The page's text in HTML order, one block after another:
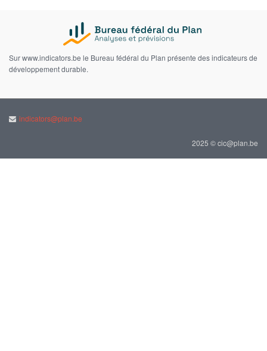
Sur www.indicators.be le Bureau fédéral du Plan présente des indicateurs de
développement durable.
indicators@plan.be
2025 © cic@plan.be